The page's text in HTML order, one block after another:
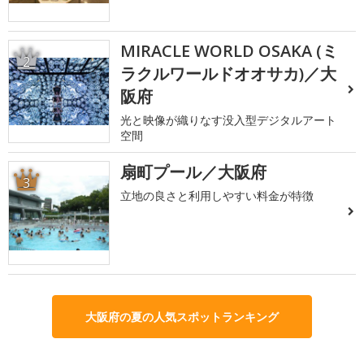
2
MIRACLE WORLD OSAKA (ミ
ラクルワールドオオサカ)／大
阪府
光と映像が織りなす没入型デジタルアート
空間
3 扇町プール／大阪府
立地の良さと利用しやすい料金が特徴
大阪府の夏の人気スポットランキング